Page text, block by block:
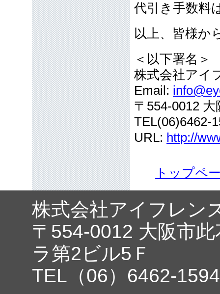
代引き手数料
以上、皆様か
＜以下署名＞
株式会社アイ
Email:
〒554-0012
TEL(06)6462-
URL: http://
トップペ
株式会社アイフレン
〒554-0012 大阪市
ラ第2ビル5Ｆ
TEL（06）6462-